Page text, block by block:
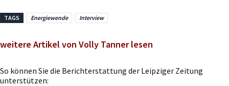
TAGS Energiewende Interview
weitere Artikel von Volly Tanner lesen
So können Sie die Berichterstattung der Leipziger Zeitung
unterstützen: